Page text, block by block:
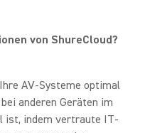
von ShureCloud?
AV-Systeme optimal
anderen Geräten im
ist, indem vertraute IT-